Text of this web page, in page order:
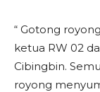
“ Gotong
ketua RW 02
Cibingbin.
royong